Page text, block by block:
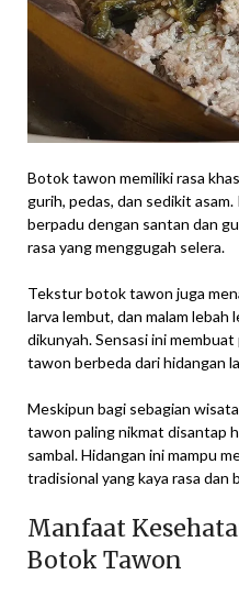
Botok tawon memiliki rasa
gurih, pedas, dan sedikit
berpadu dengan santan dan
rasa yang menggugah selera.
Tekstur botok tawon juga
larva lembut, dan malam
dikunyah. Sensasi ini
tawon berbeda dari hidangan
Meskipun bagi sebagian
tawon paling nikmat disantap
sambal. Hidangan ini mampu
tradisional yang kaya rasa dan
Manfaat
Botok Tawon